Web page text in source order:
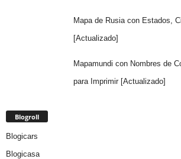
Mapa de Rusia con Estados,
[Actualizado]
Mapamundi con Nombres de
para Imprimir [Actualizado]
Blogroll
Blogicars
Blogicasa